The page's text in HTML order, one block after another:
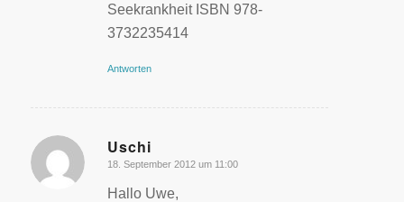
Seekrankheit ISBN 978-
3732235414
Antworten
Uschi
sagte:
18. September 2012 um 11:00
Hallo Uwe,